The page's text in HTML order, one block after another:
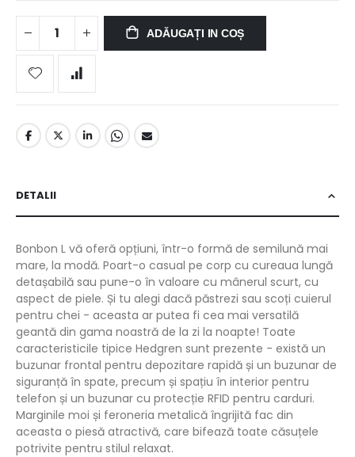
ADĂUGAȚI IN COȘ
DETALII
Bonbon L vă oferă opțiuni, într-o formă de semilună mai
mare, la modă. Poart-o casual pe corp cu cureaua lungă
detașabilă sau pune-o în valoare cu mânerul scurt, cu
aspect de piele. Și tu alegi dacă păstrezi sau scoți cuierul
pentru chei - aceasta ar putea fi cea mai versatilă
geantă din gama noastră de la zi la noapte! Toate
caracteristicile tipice Hedgren sunt prezente - există un
buzunar frontal pentru depozitare rapidă și un buzunar de
siguranță în spate, precum și spațiu în interior pentru
telefon și un buzunar cu protecție RFID pentru carduri.
Marginile moi și feroneria metalică îngrijită fac din
aceasta o piesă atractivă, care bifează toate căsuțele
potrivite pentru stilul relaxat.